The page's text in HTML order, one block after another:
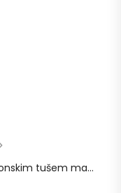
Termostatska baterija COPEN sa usponskim tušem mat crna